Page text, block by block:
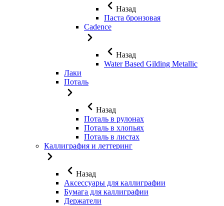
Назад
Паста бронзовая
Cadence
Назад
Water Based Gilding Metallic
Лаки
Поталь
Назад
Поталь в рулонах
Поталь в хлопьях
Поталь в листах
Каллиграфия и леттеринг
Назад
Аксессуары для каллиграфии
Бумага для каллиграфии
Держатели